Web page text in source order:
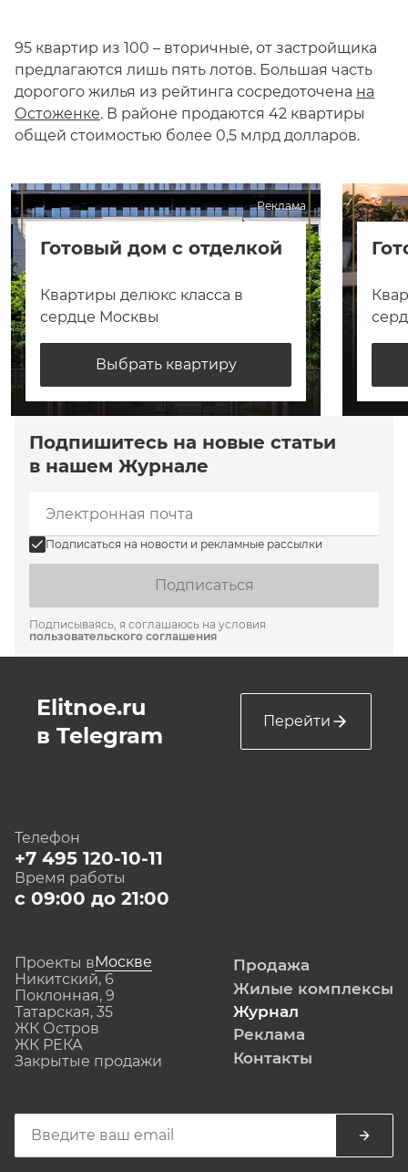
95 квартир из 100 – вторичные, от застройщика
предлагаются лишь пять лотов. Большая часть
дорогого жилья из рейтинга сосредоточена на
Остоженке. В районе продаются 42 квартиры
общей стоимостью более 0,5 млрд долларов.
Реклама
Готовый дом с отделкой
Квартиры делюкс класса в
сердце Москвы
Выбрать квартиру
Подпишитесь на новые статьи
в нашем Журнале
Подписаться на новости и рекламные рассылки
Подписаться
Подписываясь, я соглашаюсь на условия
пользовательского соглашения
Elitnoe.ru
в Telegram
Перейти
Телефон
+7 495 120-10-11
Время работы
с 09:00 до 21:00
Проекты вМоскве
Никитский, 6
Поклонная, 9
Татарская, 35
ЖК Остров
ЖК РЕКА
Закрытые продажи
Продажа
Жилые комплексы
Журнал
Реклама
Контакты